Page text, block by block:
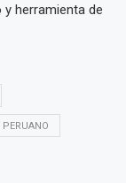
herramienta de